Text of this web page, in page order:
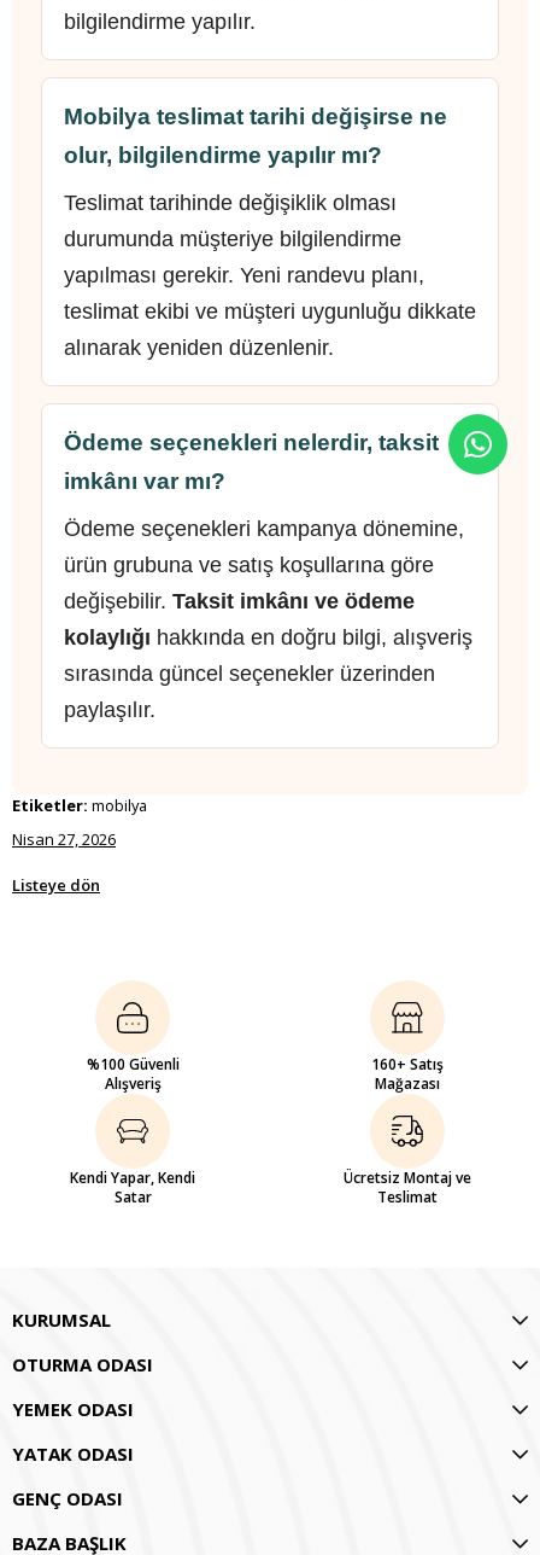
bilgilendirme yapılır.
Mobilya teslimat tarihi değişirse ne
olur, bilgilendirme yapılır mı?
Teslimat tarihinde değişiklik olması
durumunda müşteriye bilgilendirme
yapılması gerekir. Yeni randevu planı,
teslimat ekibi ve müşteri uygunluğu dikkate
alınarak yeniden düzenlenir.
Ödeme seçenekleri nelerdir, taksit
imkânı var mı?
Ödeme seçenekleri kampanya dönemine,
ürün grubuna ve satış koşullarına göre
değişebilir. Taksit imkânı ve ödeme
kolaylığı hakkında en doğru bilgi, alışveriş
sırasında güncel seçenekler üzerinden
paylaşılır.
Etiketler: mobilya
Nisan 27, 2026
Listeye dön
%100 Güvenli
Alışveriş
160+ Satış
Mağazası
Kendi Yapar, Kendi
Satar
Ücretsiz Montaj ve
Teslimat
KURUMSAL
OTURMA ODASI
YEMEK ODASI
YATAK ODASI
GENÇ ODASI
BAZA BAŞLIK